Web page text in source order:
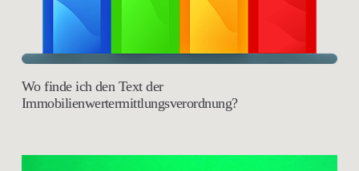
Wo finde ich den Text der
Immobilienwertermittlungsverordnung?